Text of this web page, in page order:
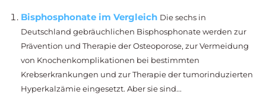
Bisphosphonate im Vergleich Die sechs in
Deutschland gebräuchlichen Bisphosphonate werden zur
Prävention und Therapie der Osteoporose, zur Vermeidung
von Knochenkomplikationen bei bestimmten
Krebserkrankungen und zur Therapie der tumorinduzierten
Hyperkalzämie eingesetzt. Aber sie sind...